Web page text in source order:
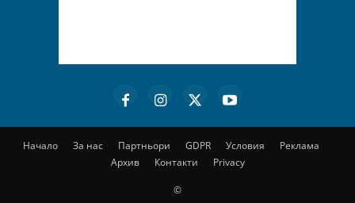
Начало За нас Партньори GDPR Условия
Реклама
Архив
Контакти Privacy
©